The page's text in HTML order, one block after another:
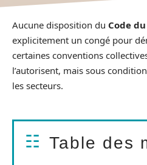
Aucune disposition du Code
explicitement un congé pour
certaines conventions
l’autorisent, mais sous
les secteurs.
Table des